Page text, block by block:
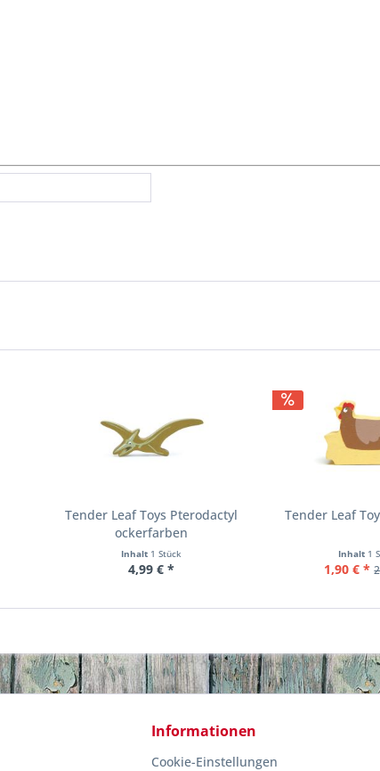
Tender Leaf Toys Pterodactyl
ockerfarben
Inhalt 1 Stück
4,99 € *
Tender Leaf
Inhalt 1
1,90 € *
Informationen
Cookie-Einstellungen